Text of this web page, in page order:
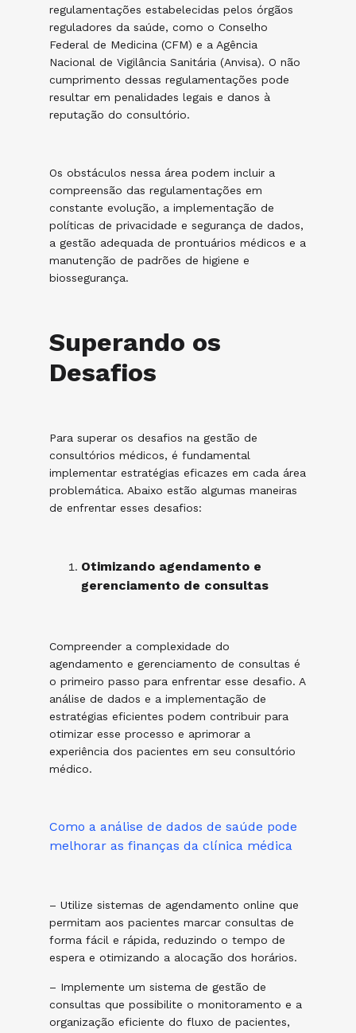
regulamentações estabelecidas pelos órgãos
reguladores da saúde, como o Conselho
Federal de Medicina (CFM) e a Agência
Nacional de Vigilância Sanitária (Anvisa). O não
cumprimento dessas regulamentações pode
resultar em penalidades legais e danos à
reputação do consultório.
Os obstáculos nessa área podem incluir a
compreensão das regulamentações em
constante evolução, a implementação de
políticas de privacidade e segurança de dados,
a gestão adequada de prontuários médicos e a
manutenção de padrões de higiene e
biossegurança.
Superando os
Desafios
Para superar os desafios na gestão de
consultórios médicos, é fundamental
implementar estratégias eficazes em cada área
problemática. Abaixo estão algumas maneiras
de enfrentar esses desafios:
Otimizando agendamento e
gerenciamento de consultas
Compreender a complexidade do
agendamento e gerenciamento de consultas é
o primeiro passo para enfrentar esse desafio. A
análise de dados e a implementação de
estratégias eficientes podem contribuir para
otimizar esse processo e aprimorar a
experiência dos pacientes em seu consultório
médico.
Como a análise de dados de saúde pode
melhorar as finanças da clínica médica
– Utilize sistemas de agendamento online que
permitam aos pacientes marcar consultas de
forma fácil e rápida, reduzindo o tempo de
espera e otimizando a alocação dos horários.
– Implemente um sistema de gestão de
consultas que possibilite o monitoramento e a
organização eficiente do fluxo de pacientes,